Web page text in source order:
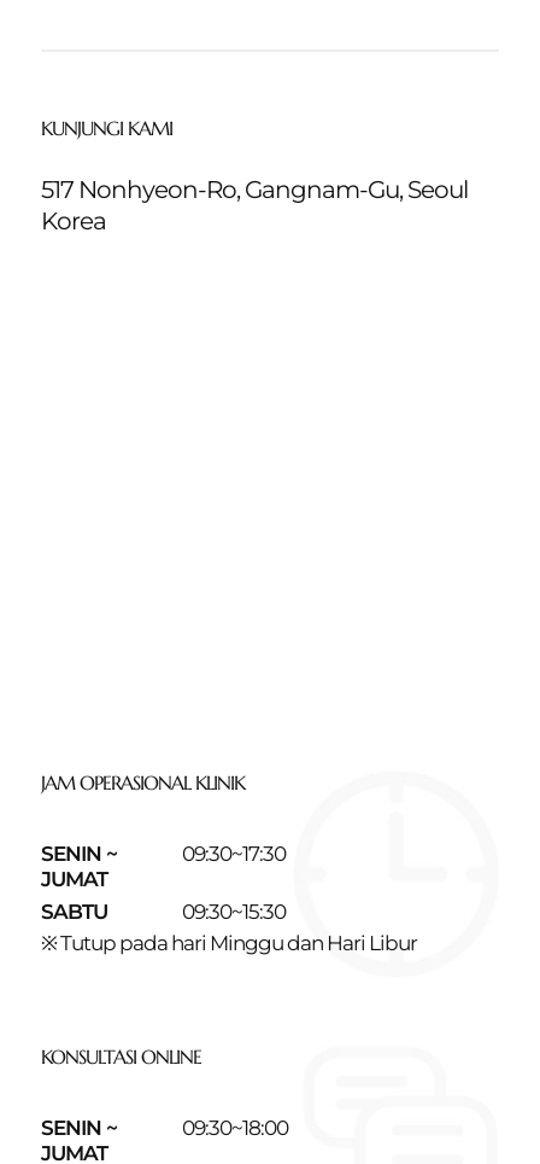
KUNJUNGI KAMI
517 Nonhyeon-Ro, Gangnam-Gu, Seoul
Korea
JAM OPERASIONAL KLINIK
SENIN ~
JUMAT
09:30~17:30
SABTU
09:30~15:30
※ Tutup pada hari Minggu dan Hari Libur
KONSULTASI ONLINE
SENIN ~
JUMAT
09:30~18:00